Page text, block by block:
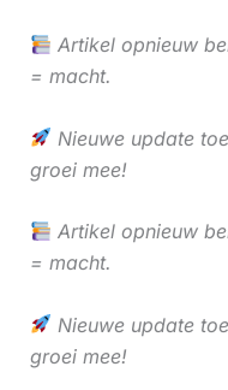
Artikel opnieuw
= macht.
Nieuwe update
groei mee!
Artikel opnieuw
= macht.
Nieuwe update
groei mee!